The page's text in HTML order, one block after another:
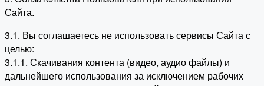
Сайта.
3.1. Вы соглашаетесь не использовать сервисы Сайта с
целью:
3.1.1. Скачивания контента (видео, аудио файлы) и
дальнейшего использования за исключением рабочих